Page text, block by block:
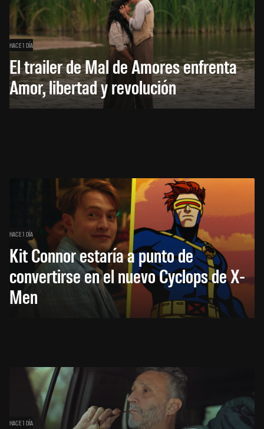
HACE 1 DÍA
El trailer de Mal de Amores enfrenta
Amor, libertad y revolución
HACE 1 DÍA
Kit Connor estaría a punto de
convertirse en el nuevo Cyclops de X-
Men
HACE 1 DÍA